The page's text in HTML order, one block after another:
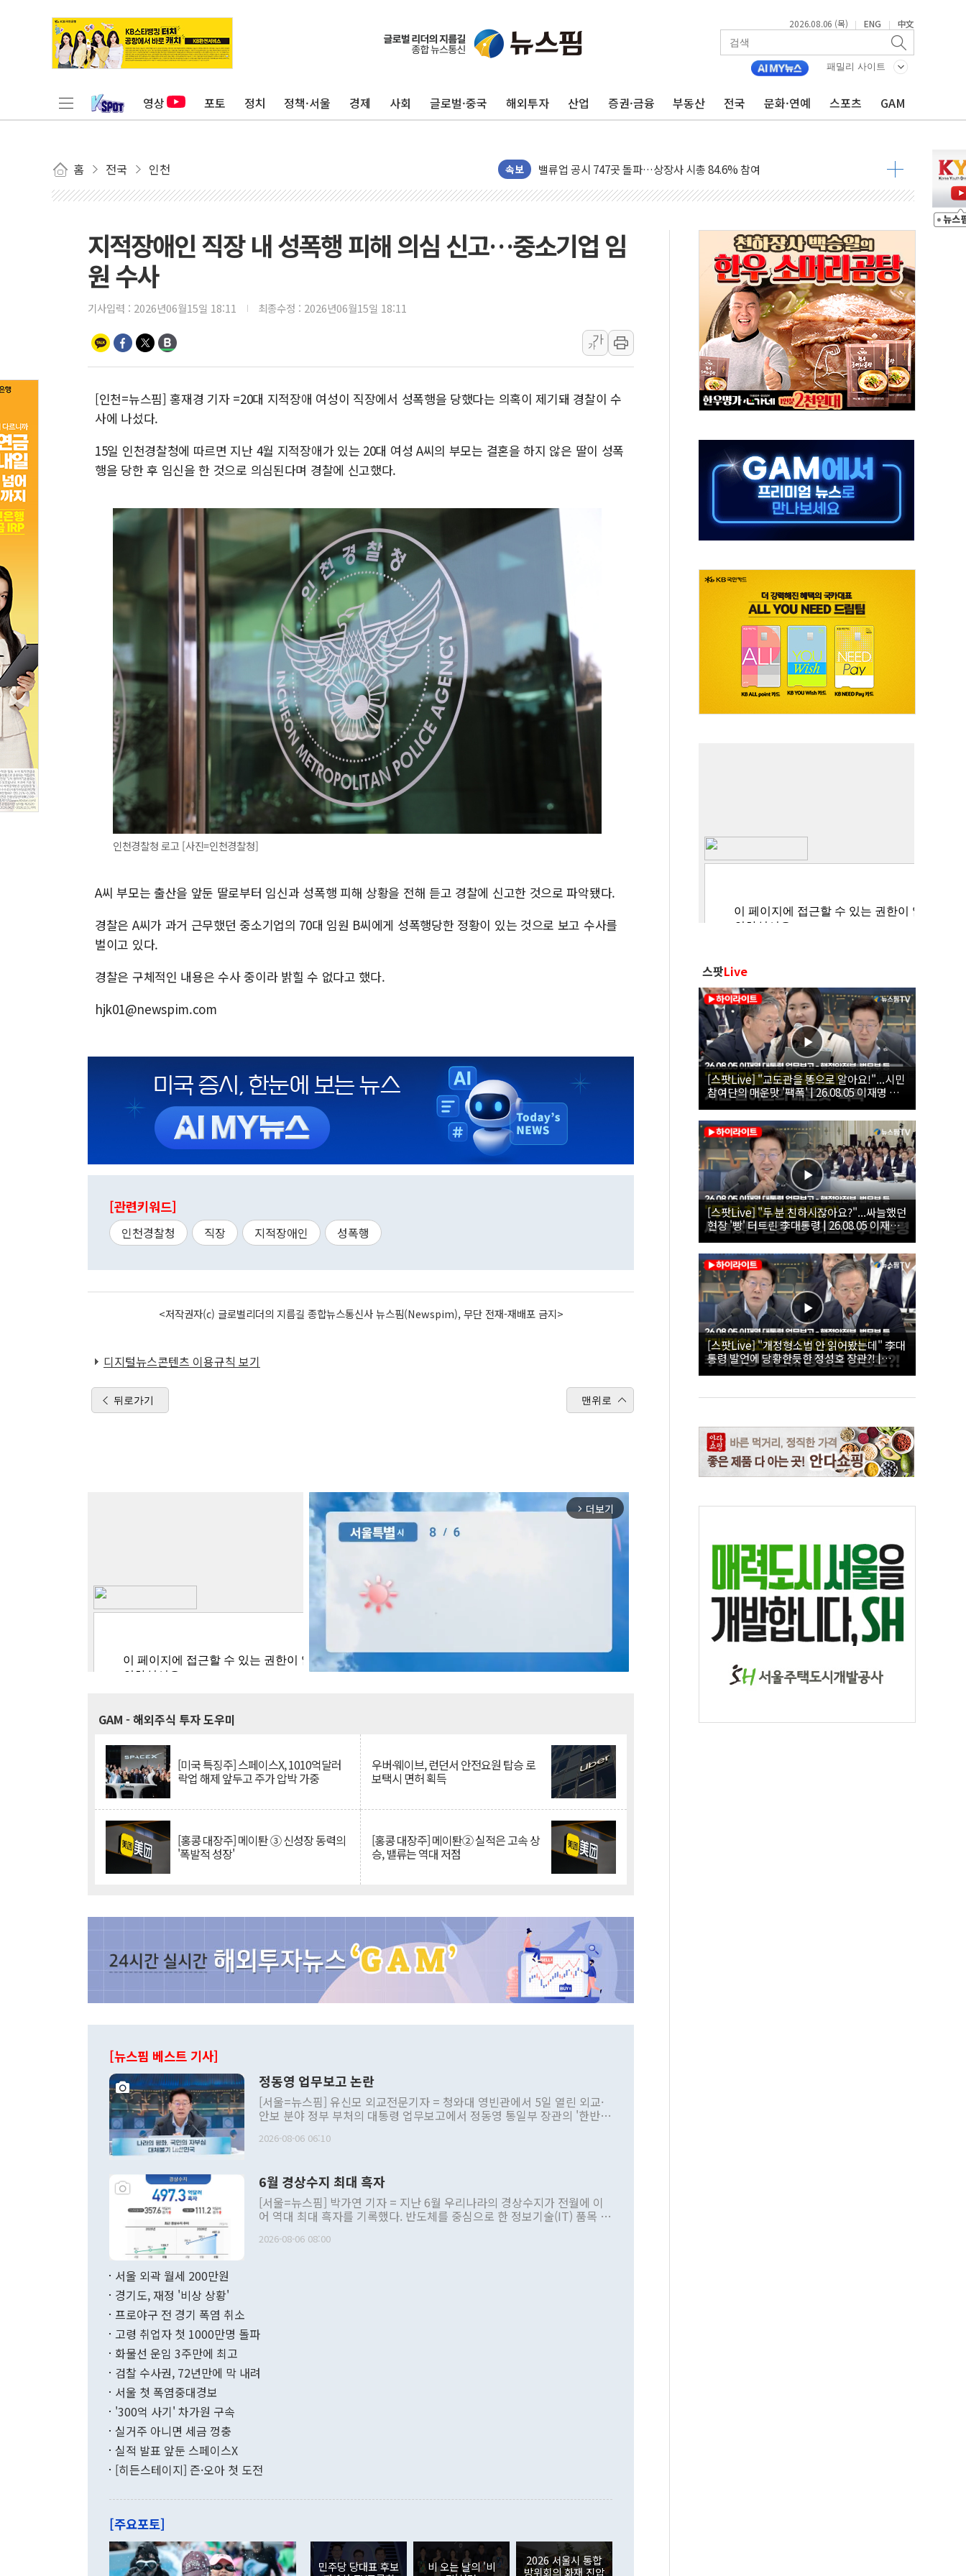
2026.08.06 (목) | ENG | 中文
패밀리 사이트
영상 포토 정치 정책·서울 경제 사회 글로벌·중국 해외투자 산업 증권·금융 부동산 전국 문화·연예 스포츠 GAM
홈 전국 인천 속보
DL이앤씨, AI로 건설현장 위험 예측…안전관리 체계 전면 개편
원희룡, 종합특검 2차 출석…"특검 위법에 단호히 대처할 것"
해수부, 신청사 부지 '부산 동구' 낙점…북항 1단계 재개발 부지에 짓는다
디엑스앤브이엑스, 남미 공공기관과 KRNA 계약
TBH글로벌, 신규 브랜드 '타임아웃' 런던 품평회 개최
피알지에스앤텍, '스케일업 팁스 정책 지정형' 과제 선정
바이오포트, 필리핀 S&R 멤버십쇼핑에 K-뷰티 공급
파인테크닉스, '넥센타이어 창녕공장 LED 조명 에너지 효율화 사업' 공급계약
신한투자증권, 고객 투자비용 절감 정책 확대
라온시큐어, 정부 블록체인 특성화 대학 지원사업 수행기업 선정
대신증권, 네이버웹툰과 크레온 신규 고객 대상 이벤트 실시
이억원 금융위원장 '단일종목 레버리지 ETF' 관련 피고발
이지스자산운용, 옛 분당 롯데백화점 '복합 랜드마크'로 재조성
한국투자증권, 해외대 재학생 대상 채용설명회 'KIS Chat in Seoul' 개최
[뉴스핌 이 시각 글로벌 PICK] 연말 달러당 149엔 전망 外
김민석 "과반 승리 가능성 99.99%…정청래 조직 강세인 충청·PK서 선방"
지적장애인 직장 내 성폭행 피해 의심 신고…중소기업 임
원 수사
기사입력 : 2026년06월15일 18:11 최종수정 : 2026년06월15일 18:11
가
가
[인천=뉴스핌] 홍재경 기자 =20대 지적장애 여성이 직장에서 성폭행을 당했다는 의혹이 제기돼 경찰이 수
사에 나섰다.
15일 인천경찰청에 따르면 지난 4월 지적장애가 있는 20대 여성 A씨의 부모는 결혼을 하지 않은 딸이 성폭
행을 당한 후 임신을 한 것으로 의심된다며 경찰에 신고했다.
인천경찰청 로고 [사진=인천경찰청]
A씨 부모는 출산을 앞둔 딸로부터 임신과 성폭행 피해 상황을 전해 듣고 경찰에 신고한 것으로 파악됐다.
경찰은 A씨가 과거 근무했던 중소기업의 70대 임원 B씨에게 성폭행당한 정황이 있는 것으로 보고 수사를
벌이고 있다.
경찰은 구체적인 내용은 수사 중이라 밝힐 수 없다고 했다.
hjk01@newspim.com
[관련키워드]
인천경찰청 직장 지적장애인 성폭행
<저작권자(c) 글로벌리더의 지름길 종합뉴스통신사 뉴스핌(Newspim), 무단 전재-재배포 금지>
디지털뉴스콘텐츠 이용규칙 보기
뒤로가기 맨위로
arrow_forward_ios 더보기
GAM - 해외주식 투자 도우미
[미국 특징주] 스페이스X, 1010억달러
락업 해제 앞두고 주가 압박 가중
우버·웨이브, 런던서 안전요원 탑승 로
보택시 면허 획득
[홍콩 대장주] 메이퇀 ③ 신성장 동력의
'폭발적 성장'
[홍콩 대장주] 메이퇀② 실적은 고속 상
승, 밸류는 역대 저점
[뉴스핌 베스트 기사]
정동영 업무보고 논란
[서울=뉴스핌] 유신모 외교전문기자 = 청와대 영빈관에서 5일 열린 외교·
안보 분야 정부 부처의 대통령 업무보고에서 정동영 통일부 장관의 '한반도
발언 중에는 정부 내 조율을 거치지 않은 사안을 정책으로 추진하겠다고 공
주의적 희망에 근거한 비현실적 구상'이라는 비판을 내놨다. 그동안 정 장
관의 대북 정책 관련 발언이 물의를 빚은 적은 여러 번 있지만 대통령과 유
관 부처 장관이 공개적으로 부정적 입장을 표명한 것은 이례적이다. 정 장
관의 무리한 대북 접근법과 월권을 제어해야 한다는 목소리도 높아지고 있
다. [정동영 통일부 장관이 지난달 23일 오후 서울 종로구 정부서울청사에
무너졌다고도 했다. 또 "현 시점에서 흘러간 선(先)비핵화만 되뇌는 것은
함께 4자 대화의 동력을 확보하기 위해 최선을 다할 것"이라고 말했다. 하
"우리의 선의대로 하는 게 과연 한반도의 평화와 안정에 플러스냐, 결론적
관은 업무보고 사후 브리핑에서 정 장관이 언급한 '4자 회담'에 대해 "이상
이 9월 러시아 블라디보스토크에서 열리는 '동방경제포럼(EEF)'을 언급하
며 "정부 차원에서 (참석을) 검토하고 있다"고 발언한 데 대해서도 조 장관
은 "그것은 외교부의 몫"이라며 "아직 거기까지 진도가 나가지 않았다"고
2026-08-06 06:10
6월 경상수지 최대 흑자
[서울=뉴스핌] 박가연 기자 = 지난 6월 우리나라의 경상수지가 전월에 이
어 역대 최대 흑자를 기록했다. 반도체를 중심으로 한 정보기술(IT) 품목 수
료=한국은행] 한국은행이 6일 발표한 '2026년 6월 국제수지(잠정)'에 따르
며 월간 기준 처음으로 1000억달러를 넘어섰다. 상품수입은 644억8000만
196.9% 급증했고 컴퓨터·주변기기(SSD)는 282.7% 증가했다. IT 품목
수출은 160.4% 늘었으며 비IT 품목도 ▲석유제품(47.5%) ▲화공품
기록했지만 지식재산권사용료수지는 전월 흑자에서 4억4000만달러 적자
로 전환됐다. 본원소득수지는 배당소득을 중심으로 32억7000만달러 흑자
는 배당수입이 늘어난 데다 전월 분기배당에 따른 기저효과로 배당지급이
였던 올해 3월(369억9000만달러)을 넘어선 것이다. 직접투자에서는 내국
인의 해외투자가 80억1000만달러, 외국인의 국내투자가 46억3000만달러
각각 증가했다. 증권투자에서는 외국인의 국내 주식 매도세가 이어졌다. 외
2026-08-06 08:00
서울 외곽 월세 200만원
경기도, 재정 '비상 상황'
프로야구 전 경기 폭염 취소
고령 취업자 첫 1000만명 돌파
화물선 운임 3주만에 최고
검찰 수사권, 72년만에 막 내려
서울 첫 폭염중대경보
'300억 사기' 차가원 구속
실거주 아니면 세금 껑충
실적 발표 앞둔 스페이스X
[히든스테이지] 즌·오아 첫 도전
[주요포토]
민주당 당대표 후보
비 오는 날의 '비
2026 서울시 통합
방위회의 화재 진압
스팟Live
[스팟Live] "교도관을 똥으로 알아요!"...시민
참여단의 매운맛 '팩폭' | 26.08.05 이재명 대
통령 업무보고 - 행정안전부, 법무부, 국무조
정실, 법제처, 인사혁신처
[스팟Live] "두 분 친하시잖아요?"...싸늘했던
현장 '빵' 터트린 李대통령 | 26.08.05 이재명
대통령 업무보고 - 행정안전부, 법무부 등
[스팟Live] "개정형소법 안 읽어봤는데" 李대
통령 발언에 당황한듯한 정성호 장관?! |
26.08.05 이재명 대통령 업무보고 - 행정안전